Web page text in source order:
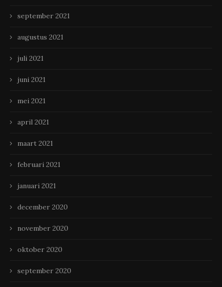
september 2021
augustus 2021
juli 2021
juni 2021
mei 2021
april 2021
maart 2021
februari 2021
januari 2021
december 2020
november 2020
oktober 2020
september 2020